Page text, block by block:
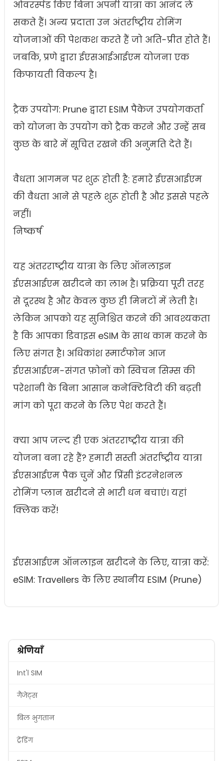
ओवरस्पेंड किए बिना अपनी यात्रा का आनंद ले
सकते हैं। अन्य प्रदाता उन अंतर्राष्ट्रीय रोमिंग
योजनाओं की पेशकश करते हैं जो अति-प्रीत होते हैं।
जबकि, प्रणे द्वारा ईएसआईआईएम योजना एक
किफायती विकल्प है।
ट्रैक उपयोग: Prune द्वारा ESIM पैकेज उपयोगकर्ता
को योजना के उपयोग को ट्रैक करने और उन्हें सब
कुछ के बारे में सूचित रखने की अनुमति देते हैं।
वैधता आगमन पर शुरू होती है: हमारे ईएसआईएम
की वैधता आने से पहले शुरू होती है और इससे पहले
नहीं।
निष्कर्ष
यह अंतरराष्ट्रीय यात्रा के लिए ऑनलाइन
ईएसआईएम खरीदने का लाभ है। प्रक्रिया पूरी तरह
से दूरस्थ है और केवल कुछ ही मिनटों में लेती है।
लेकिन आपको यह सुनिश्चित करने की आवश्यकता
है कि आपका डिवाइस eSIM के साथ काम करने के
लिए संगत है। अधिकांश स्मार्टफोन आज
ईएसआईएम-संगत फ़ोनों को स्विचन सिम्स की
परेशानी के बिना आसान कनेक्टिविटी की बढ़ती
मांग को पूरा करने के लिए पेश करते हैं।
क्या आप जल्द ही एक अंतरराष्ट्रीय यात्रा की
योजना बना रहे हैं? हमारी सस्ती अंतर्राष्ट्रीय यात्रा
ईएसआईएम पैक चुनें और प्रिंसी इंटरनेशनल
रोमिंग प्लान खरीदने से भारी धन बचाएं। यहां
क्लिक करें!
ईएसआईएम ऑनलाइन खरीदने के लिए, यात्रा करें:
eSIM: Travellers के लिए स्थानीय ESIM (Prune)
श्रेणियाँ
Int'l SIM
गैजेट्स
बिल भुगतान
ट्रेंडिंग